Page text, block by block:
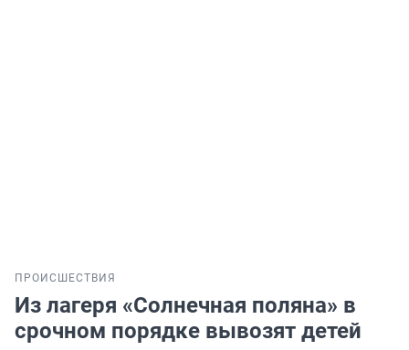
ПРОИСШЕСТВИЯ
Из лагеря «Солнечная поляна» в
срочном порядке вывозят детей